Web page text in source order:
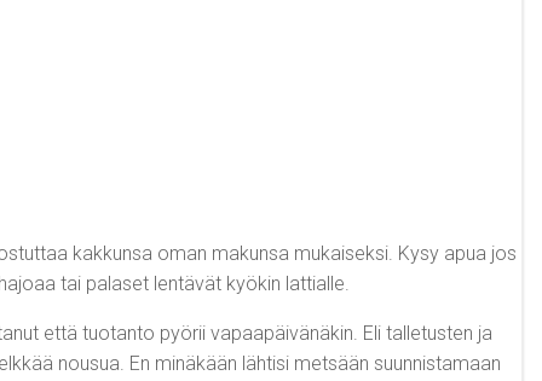
kakkunsa oman makunsa mukaiseksi. Kysy apua jos
tai palaset lentävät kyökin lattialle.
että tuotanto pyörii vapaapäivänäkin. Eli talletusten ja
nousua. En minäkään lähtisi metsään suunnistamaan